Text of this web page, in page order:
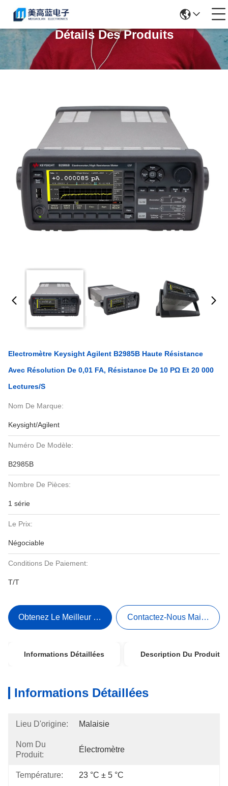
Détails Des Produits
Electromètre Keysight Agilent B2985B Haute Résistance
Avec Résolution De 0,01 FA, Résistance De 10 PΩ Et 20 000
Lectures/s
Nom De Marque:
Keysight/Agilent
Numéro De Modèle:
B2985B
Nombre De Pièces:
1 série
Le Prix:
Négociable
Conditions De Paiement:
T/T
Obtenez Le Meilleur Prix Contactez-Nous Maintenant
Informations Détaillées Description Du Produit
Informations Détaillées
Lieu D'origine: Malaisie
Nom Du
Produit:
Électromètre
Température: 23 °C ± 5 °C